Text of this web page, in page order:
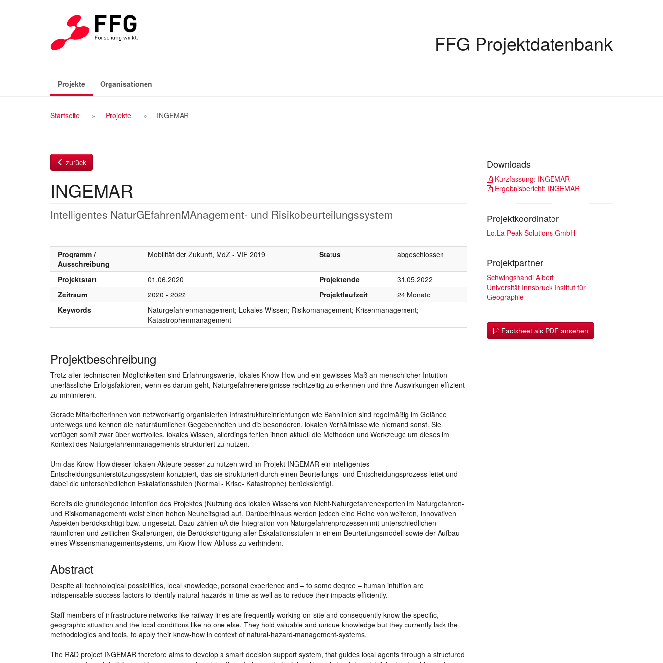
FFG Projektdatenbank
Projekte(aktiv)Organisationen
Breadcrumb
Startseite Projekte INGEMAR
zurück
INGEMAR
Intelligentes NaturGEfahrenMAnagement- und Risikobeurteilungssystem
Programm /
Ausschreibung
Mobilität der Zukunft, MdZ - VIF 2019 Status abgeschlossen
Projektstart 01.06.2020 Projektende
31.05.2022
Zeitraum
2020 - 2022 Projektlaufzeit
24 Monate
Keywords
Naturgefahrenmanagement; Lokales Wissen; Risikomanagement; Krisenmanagement;
Katastrophenmanagement
Projektbeschreibung
Trotz aller technischen Möglichkeiten sind Erfahrungswerte, lokales Know-How und ein gewisses Maß an menschlicher Intuition
unerlässliche Erfolgsfaktoren, wenn es darum geht, Naturgefahrenereignisse rechtzeitig zu erkennen und ihre Auswirkungen effizient
zu minimieren.
Gerade MitarbeiterInnen von netzwerkartig organisierten Infrastruktureinrichtungen wie Bahnlinien sind regelmäßig im Gelände
unterwegs und kennen die naturräumlichen Gegebenheiten und die besonderen, lokalen Verhältnisse wie niemand sonst. Sie
verfügen somit zwar über wertvolles, lokales Wissen, allerdings fehlen ihnen aktuell die Methoden und Werkzeuge um dieses im
Kontext des Naturgefahrenmanagements strukturiert zu nutzen.
Um das Know-How dieser lokalen Akteure besser zu nutzen wird im Projekt INGEMAR ein intelligentes
Entscheidungsunterstützungssystem konzipiert, das sie strukturiert durch einen Beurteilungs- und Entscheidungsprozess leitet und
dabei die unterschiedlichen Eskalationsstufen (Normal - Krise- Katastrophe) berücksichtigt.
Bereits die grundlegende Intention des Projektes (Nutzung des lokalen Wissens von Nicht-Naturgefahrenexperten im Naturgefahren-
und Risikomanagement) weist einen hohen Neuheitsgrad auf. Darüberhinaus werden jedoch eine Reihe von weiteren, innovativen
Aspekten berücksichtigt bzw. umgesetzt. Dazu zählen uA die Integration von Naturgefahrenprozessen mit unterschiedlichen
räumlichen und zeitlichen Skalierungen, die Berücksichtigung aller Eskalationsstufen in einem Beurteilungsmodell sowie der Aufbau
eines Wissensmanagementsystems, um Know-How-Abfluss zu verhindern.
Abstract
Despite all technological possibilities, local knowledge, personal experience and – to some degree – human intuition are
indispensable success factors to identify natural hazards in time as well as to reduce their impacts efficiently.
Staff members of infrastructure networks like railway lines are frequently working on-site and consequently know the specific,
geographic situation and the local conditions like no one else. They hold valuable and unique knowledge but they currently lack the
methodologies and tools, to apply their know-how in context of natural-hazard-management-systems.
The R&D project INGEMAR therefore aims to develop a smart decision support system, that guides local agents through a structured
Downloads
Kurzfassung: INGEMAR
Ergebnisbericht: INGEMAR
Projektkoordinator
Lo.La Peak Solutions GmbH
Projektpartner
Schwingshandl Albert
Universität Innsbruck Institut für
Geographie
Factsheet als PDF ansehen